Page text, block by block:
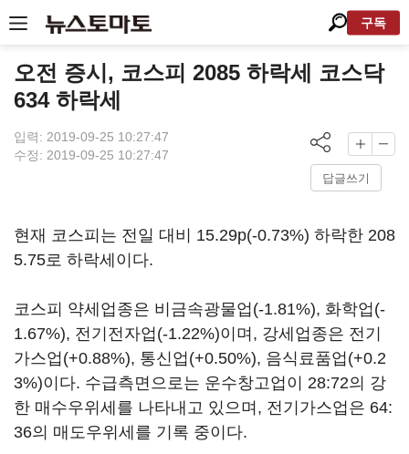
구독
오전 증시, 코스피 2085 하락세 코스닥
634 하락세
입력: 2019-09-25 10:27:47
수정: 2019-09-25 10:27:47
답글쓰기
현재 코스피는 전일 대비 15.29p(-0.73%) 하락한 208
5.75로 하락세이다.
코스피 약세업종은 비금속광물업(-1.81%), 화학업(-
1.67%), 전기전자업(-1.22%)이며, 강세업종은 전기
가스업(+0.88%), 통신업(+0.50%), 음식료품업(+0.2
3%)이다. 수급측면으로는 운수창고업이 28:72의 강
한 매수우위세를 나타내고 있으며, 전기가스업은 64:
36의 매도우위세를 기록 중이다.